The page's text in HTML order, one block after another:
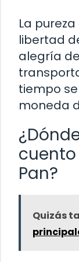
La
libertad
alegría
tiempo
moneda
Pan?
Quizás